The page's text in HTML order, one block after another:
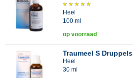
Heel
100 ml
op voorraad
Traumeel S Druppels
Heel
30 ml